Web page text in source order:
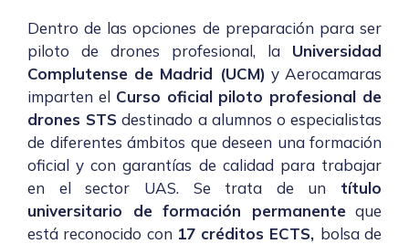
Dentro de las opciones de preparación para ser
piloto de drones profesional, la Universidad
Complutense de Madrid (UCM) y Aerocamaras
imparten el Curso oficial piloto profesional de
drones STS destinado a alumnos o especialistas
de diferentes ámbitos que deseen una formación
oficial y con garantías de calidad para trabajar
en el sector UAS. Se trata de un título
universitario de formación permanenteque
está reconocido con 17 créditos ECTS, bolsa de